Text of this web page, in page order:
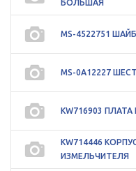
БОЛЬШАЯ
MS-4522751
MS-0A12227
KW716903
KW714446
ИЗМЕЛЬЧИТЕЛЯ